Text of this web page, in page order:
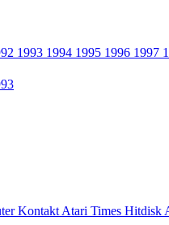
1993 1994 1995 1996 1997
Kontakt Atari Times Hitdisk